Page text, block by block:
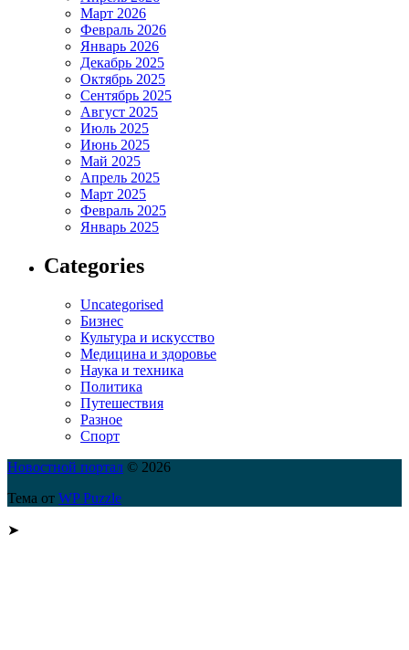
Март 2026
Февраль 2026
Январь 2026
Декабрь 2025
Октябрь 2025
Сентябрь 2025
Август 2025
Июль 2025
Июнь 2025
Май 2025
Апрель 2025
Март 2025
Февраль 2025
Январь 2025
Categories
Uncategorised
Бизнес
Культура и искусство
Медицина и здоровье
Наука и техника
Политика
Путешествия
Разное
Спорт
Новостной портал © 2026
Тема от WP Puzzle
➤